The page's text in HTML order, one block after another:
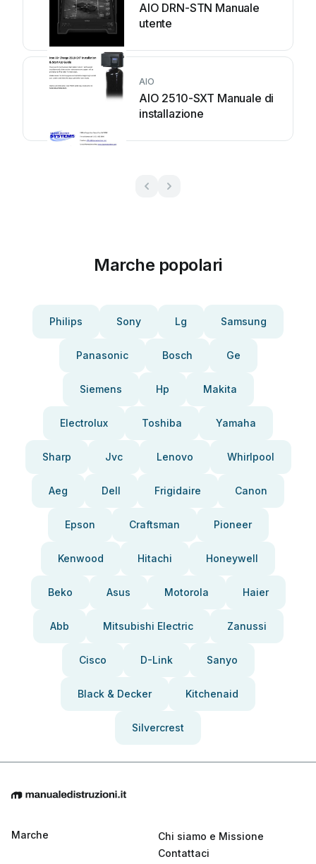
AIO DRN-STN Manuale
utente
AIO
AIO 2510-SXT Manuale di
installazione
Marche popolari
Philips Sony Lg Samsung
Panasonic Bosch Ge
Siemens Hp Makita
Electrolux Toshiba Yamaha
Sharp Jvc Lenovo Whirlpool
Aeg Dell Frigidaire Canon
Epson Craftsman Pioneer
Kenwood Hitachi Honeywell
Beko Asus Motorola Haier
Abb Mitsubishi Electric Zanussi
Cisco D-Link Sanyo
Black & Decker Kitchenaid
Silvercrest
Marche
Chi siamo e Missione
Contattaci